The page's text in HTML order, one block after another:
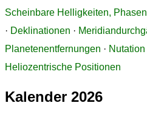
Scheinbare Helligkeiten,
· Deklinationen ·
Planetenentfernungen ·
Heliozentrische Positionen
Kalender 2026